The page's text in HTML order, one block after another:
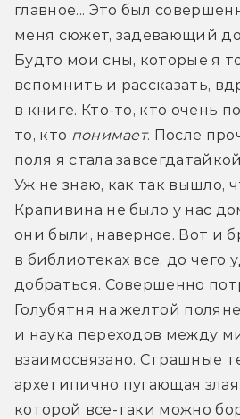
главное... Это был
меня сюжет, задевающий
Будто мои сны, которые я
вспомнить и рассказать,
в книге. Кто-то, кто очень
то, кто понимает. После
поля я стала
Уж не знаю, как так вышло,
Крапивина не было у нас
они были, наверное. Вот и
в библиотеках все, до чего
добраться. Совершенно
Голубятня на желтой
и наука переходов между
взаимосвязано. Страшные
архетипично пугающая
которой все-таки можно